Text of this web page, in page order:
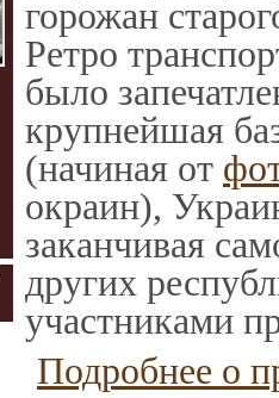
горожан
Ретро
было
крупнейшая
(начиная от
окраин),
заканчивая
других
участниками
Подробнее о